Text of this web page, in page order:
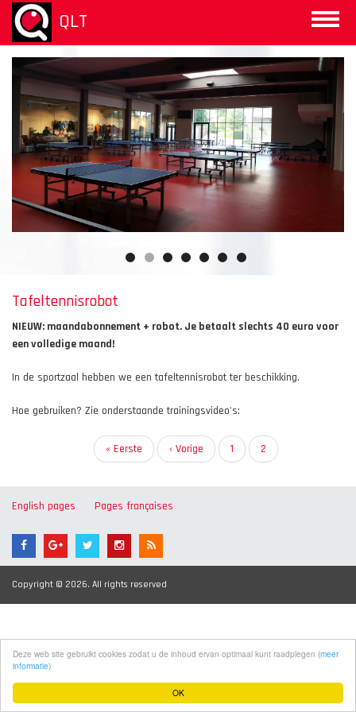
OK
Deze web site gebruikt cookies zodat u de inhoud ervan optimaal kunt raadplegen (meer
informatie)
Overslaan
naar
inhoud
gaan
Toggle
QLT
Tafeltennisrobot
NIEUW: maandabonnement + robot. Je betaalt slechts 40 euro voor
een volledige maand!
In de sportzaal hebben we een tafeltennisrobot ter beschikking.
Hoe gebruiken? Zie onderstaande trainingsvideo's:
Eerste
pagina
« Eerste
Vorige
pagina
‹ Vorige Pagina
1
Huidige
pagina
2
English pages Pages françaises
Copyright © 2026. All rights reserved